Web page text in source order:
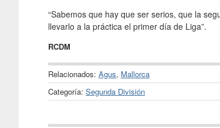
“Sabemos que hay que ser serios, que la
llevarlo a la práctica el primer día de Liga”.
RCDM
Relacionados: Agus, Mallorca
Categoría: Segunda División